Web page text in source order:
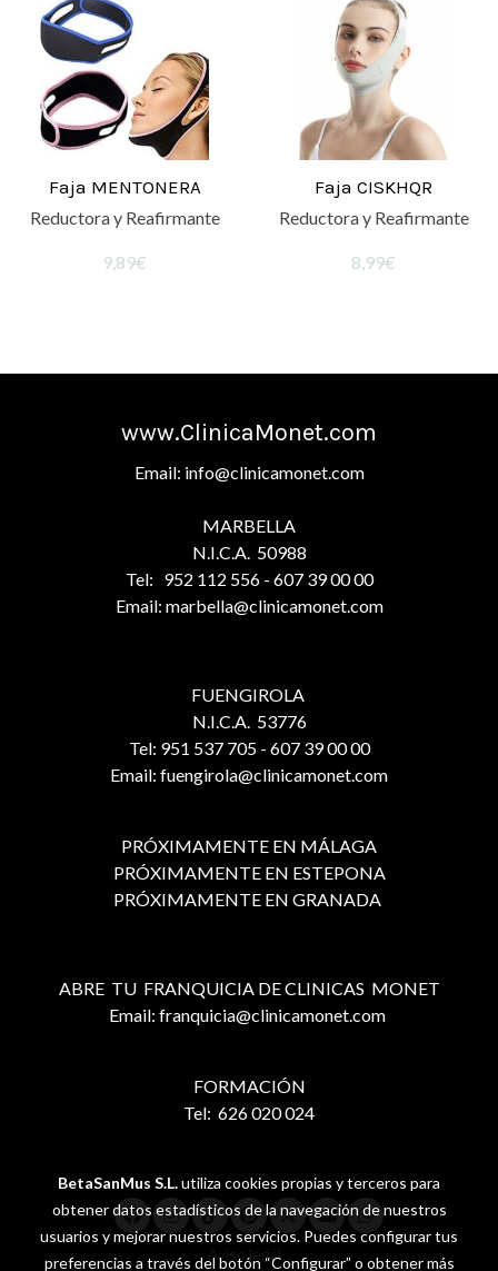
Faja MENTONERA
Reductora y Reafirmante
9,89€
Faja CISKHQR
Reductora y Reafirmante
8,99€
www.ClinicaMonet.com
Email: info@clinicamonet.com
MARBELLA
N.I.C.A. 50988
Tel: 952 112 556 - 607 39 00 00
Email: marbella@clinicamonet.com
FUENGIROLA
N.I.C.A. 53776
Tel: 951 537 705 - 607 39 00 00
Email: fuengirola@clinicamonet.com
PRÓXIMAMENTE EN MÁLAGA
PRÓXIMAMENTE EN ESTEPONA
PRÓXIMAMENTE EN GRANADA
ABRE TU FRANQUICIA DE CLINICAS MONET
Email: franquicia@clinicamonet.com
FORMACIÓN
Tel: 626 020 024
Aviso legal
BetaSanMus S.L.utiliza cookies propias y terceros para
obtener datos estadísticos de la navegación de nuestros
usuarios y mejorar nuestros servicios. Puedes configurar tus
preferencias a través del botón “Configurar” o obtener más